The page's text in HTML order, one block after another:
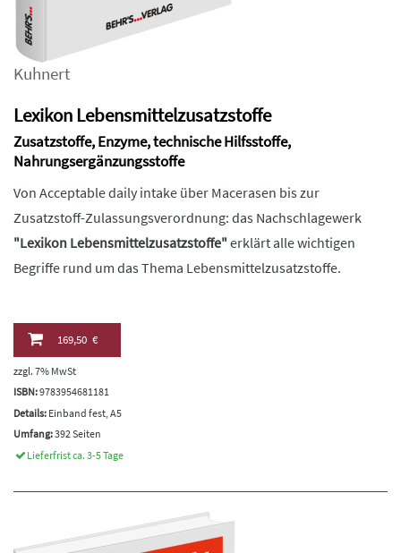
Kuhnert
Lexikon Lebensmittelzusatzstoffe
Zusatzstoffe, Enzyme, technische Hilfsstoffe,
Nahrungsergänzungsstoffe
Von Acceptable daily intake über Macerasen bis zur
Zusatzstoff-Zulassungsverordnung: das Nachschlagewerk
"Lexikon Lebensmittelzusatzstoffe"erklärt alle wichtigen
Begriffe rund um das Thema Lebensmittelzusatzstoffe.
169,50 €
zzgl. 7% MwSt
ISBN:9783954681181
Details: Einband fest, A5
Umfang:392 Seiten
Lieferfrist ca. 3-5 Tage